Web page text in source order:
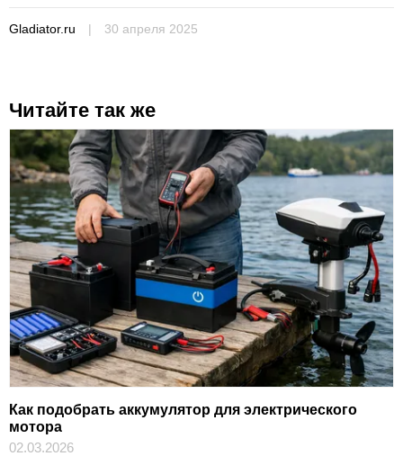
Gladiator.ru | 30 апреля 2025
Читайте так же
Как подобрать аккумулятор для электрического
мотора
02.03.2026